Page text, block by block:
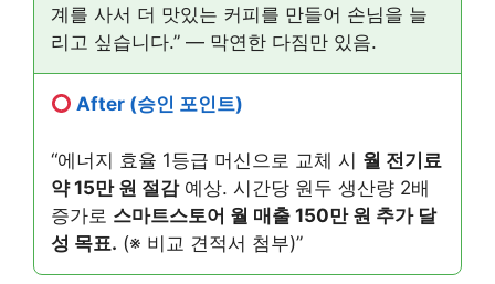
계를 사서 더 맛있는 커피를 만들어 손님을 늘
리고 싶습니다.” — 막연한 다짐만 있음.
After (승인 포인트)
“에너지 효율 1등급 머신으로 교체 시 월 전기료
약 15만 원 절감예상. 시간당 원두 생산량 2배
증가로 스마트스토어 월 매출 150만 원 추가 달
성 목표. (※ 비교 견적서 첨부)”